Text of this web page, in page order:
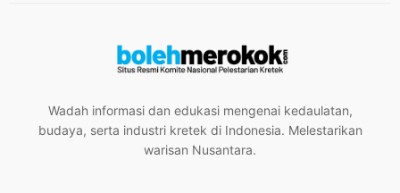
Wadah informasi dan edukasi mengenai kedaulatan,
budaya, serta industri kretek di Indonesia. Melestarikan
warisan Nusantara.